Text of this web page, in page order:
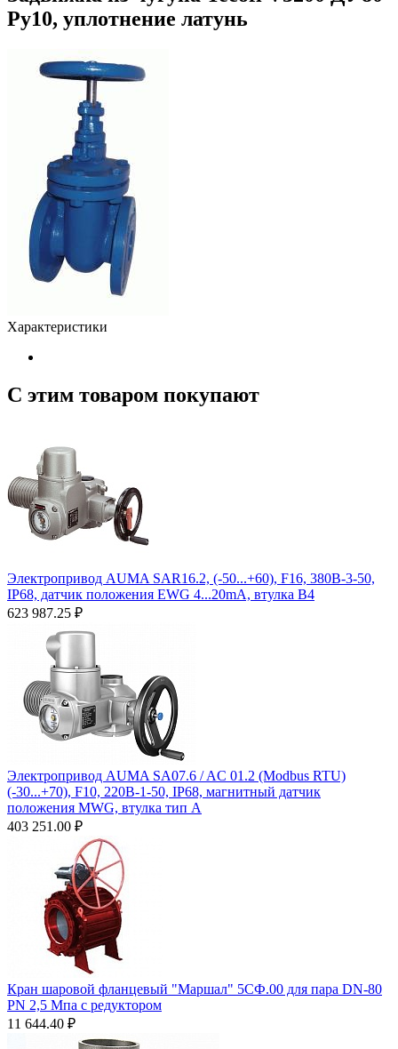
Ру10, уплотнение латунь
Характеристики
С этим товаром покупают
Электропривод AUMA SAR16.2, (-50...+60), F16, 380B-3-50,
IP68, датчик положения ЕWG 4...20mA, втулка B4
623 987.25 ₽
Электропривод AUMA SA07.6 / AC 01.2 (Modbus RTU)
(-30...+70), F10, 220B-1-50, IP68, магнитный датчик
положения MWG, втулка тип A
403 251.00 ₽
Кран шаровой фланцевый "Маршал" 5СФ.00 для пара DN-80
PN 2,5 Мпа с редуктором
11 644.40 ₽